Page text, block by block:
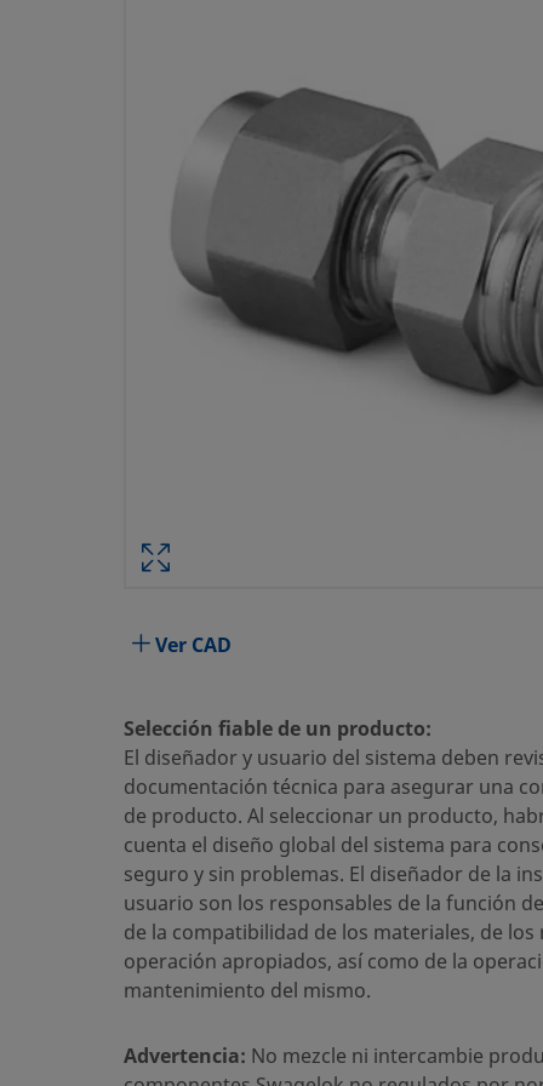
CONECTOR MACHO
ACERO INOX., 1/8 PULG. OD X
Proceso de Limpieza
Limpieza y Embalaje
Tamaño conexión 1
1/8 pulg.
Tipo de conexión 1
Racor Swagelok®
Tamaño conexión 2
1/8 pulg.
Tipo de conexión 2
Rosca Macho ISO Cónica
Limitador de Caudal
No
eClass (5.1.4)
37020590
Ver CAD
Selección fiable de un producto:
El diseñador y usuario del sistema deben
documentación técnica para asegurar una
de producto. Al seleccionar un producto,
cuenta el diseño global del sistema para
seguro y sin problemas. El diseñador de la
usuario son los responsables de la función
de la compatibilidad de los materiales, de los
operación apropiados, así como de la
mantenimiento del mismo.
Advertencia: No mezcle ni intercambie